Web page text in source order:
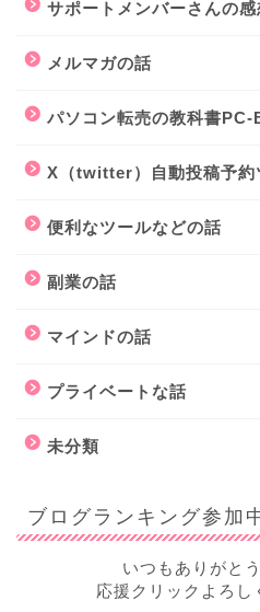
サポートメンバーさんの
メルマガの話
パソコン転売の教科書PC-
X（twitter）自動投稿予約
便利なツールなどの話
副業の話
マインドの話
プライベートな話
未分類
ブログランキング参加
いつもありがと
応援クリックよろ